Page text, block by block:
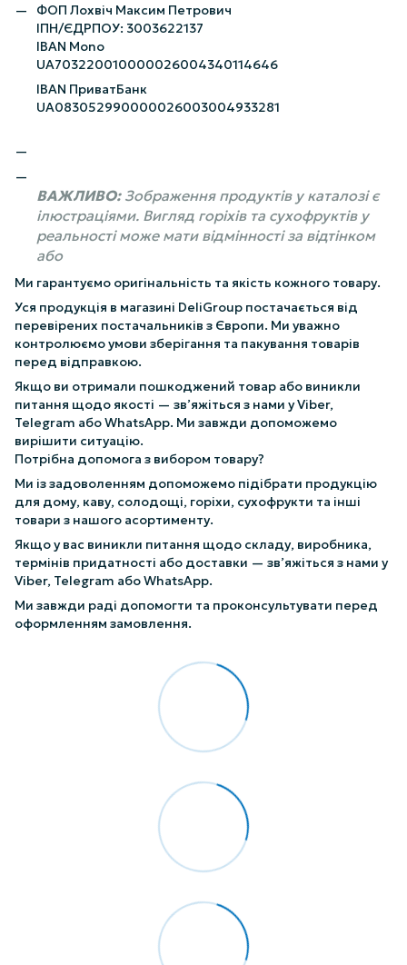
ФОП Лохвіч Максим Петрович
ІПН/ЄДРПОУ: 3003622137
IBAN Mono
UA703220010000026004340114646
IBAN ПриватБанк
UA083052990000026003004933281
ВАЖЛИВО:Зображення продуктів у каталозі є
ілюстраціями. Вигляд горіхів та сухофруктів у
реальності може мати відмінності за відтінком
або
Ми гарантуємо оригінальність та якість кожного товару.
Уся продукція в магазині DeliGroup постачається від
перевірених постачальників з Європи. Ми уважно
контролюємо умови зберігання та пакування товарів
перед відправкою.
Якщо ви отримали пошкоджений товар або виникли
питання щодо якості — зв’яжіться з нами у Viber,
Telegram або WhatsApp. Ми завжди допоможемо
вирішити ситуацію.
Потрібна допомога з вибором товару?
Ми із задоволенням допоможемо підібрати продукцію
для дому, каву, солодощі, горіхи, сухофрукти та інші
товари з нашого асортименту.
Якщо у вас виникли питання щодо складу, виробника,
термінів придатності або доставки — зв’яжіться з нами у
Viber, Telegram або WhatsApp.
Ми завжди раді допомогти та проконсультувати перед
оформленням замовлення.